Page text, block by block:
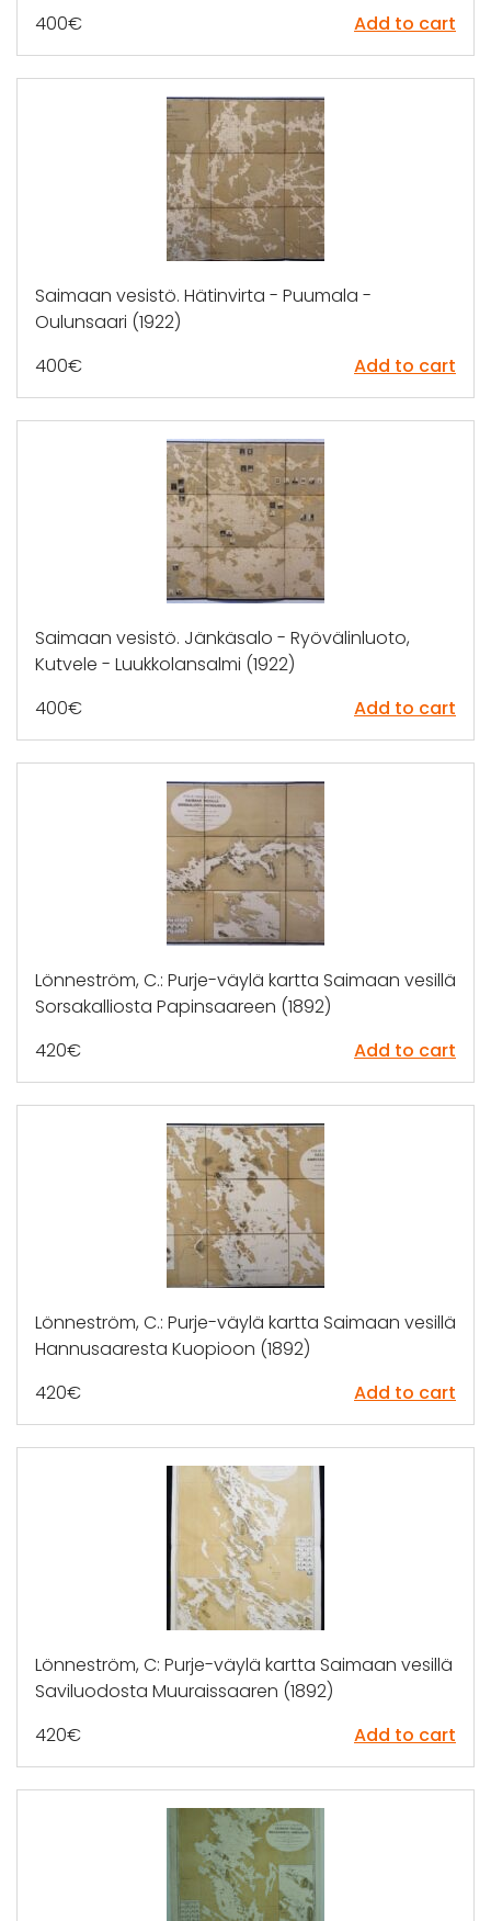
400€ Add to cart
Saimaan vesistö. Hätinvirta - Puumala -
Oulunsaari (1922)
400€ Add to cart
Saimaan vesistö. Jänkäsalo - Ryövälinluoto,
Kutvele - Luukkolansalmi (1922)
400€ Add to cart
Lönneström, C.: Purje-väylä kartta Saimaan vesillä
Sorsakalliosta Papinsaareen (1892)
420€ Add to cart
Lönneström, C.: Purje-väylä kartta Saimaan vesillä
Hannusaaresta Kuopioon (1892)
420€ Add to cart
Lönneström, C: Purje-väylä kartta Saimaan vesillä
Saviluodosta Muuraissaaren (1892)
420€ Add to cart